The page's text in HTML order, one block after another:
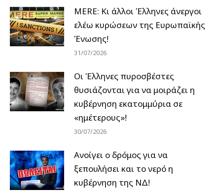
MERE: Κι άλλοι Έλληνες άνεργοι
ελέω κυρώσεων της Ευρωπαϊκής
Ένωσης!
31/07/2026
Οι Έλληνες πυροσβέστες
θυσιάζονται για να μοιράζει η
κυβέρνηση εκατομμύρια σε
«ημέτερους»!
30/07/2026
Ανοίγει ο δρόμος για να
ξεπουλήσει και το νερό η
κυβέρνηση της ΝΔ!